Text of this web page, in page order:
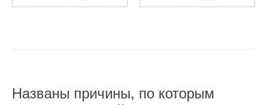
Названы причины, по которым